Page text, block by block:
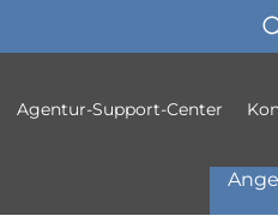
Agentur-Support-Center